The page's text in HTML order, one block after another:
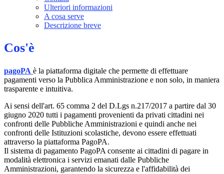
Ulteriori informazioni
A cosa serve
Descrizione breve
Cos'è
pagoPA è la piattaforma digitale che permette di effettuare
pagamenti verso la Pubblica Amministrazione e non solo, in maniera
trasparente e intuitiva.
Ai sensi dell'art. 65 comma 2 del D.Lgs n.217/2017 a partire dal 30
giugno 2020 tutti i pagamenti provenienti da privati cittadini nei
confronti delle Pubbliche Amministrazioni e quindi anche nei
confronti delle Istituzioni scolastiche, devono essere effettuati
attraverso la piattaforma PagoPA.
Il sistema di pagamento PagoPA consente ai cittadini di pagare in
modalità elettronica i servizi emanati dalle Pubbliche
Amministrazioni, garantendo la sicurezza e l'affidabilità dei